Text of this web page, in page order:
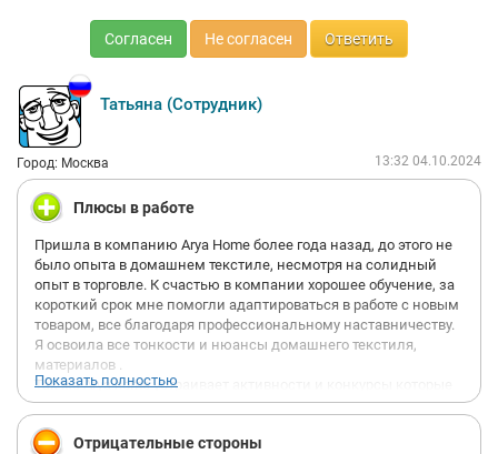
Согласен Не согласен Ответить
Татьяна (Сотрудник)
Город: Москва 13:32 04.10.2024
Плюсы в работе
Пришла в компанию Arya Home более года назад, до этого не
было опыта в домашнем текстиле, несмотря на солидный
опыт в торговле. К счастью в компании хорошее обучение, за
короткий срок мне помогли адаптироваться в работе с новым
товаром, все благодаря профессиональному наставничеству.
Я освоила все тонкости и нюансы домашнего текстиля,
материалов .
Так же Arya home устраивает активности и конкурсы которые
дают мотивацию расти, и получать ценные призы, в
последнем из конкурсов я выиграла набор бытовой техники.
В компании чувствуется командный дух, взаимовыручка и
Показать полностью
Отрицательные стороны